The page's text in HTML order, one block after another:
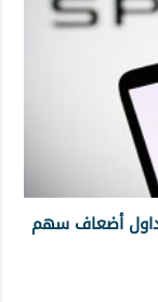
أضعاف سهم